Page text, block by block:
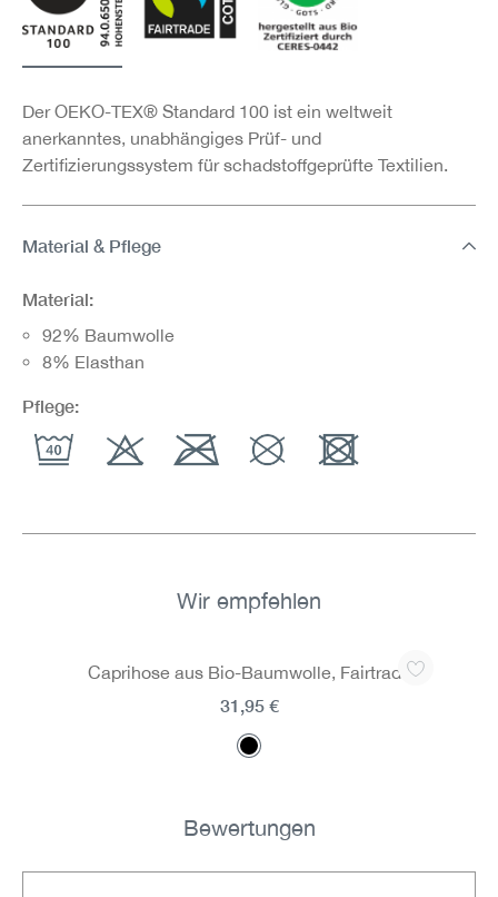
Der OEKO-TEX® Standard 100 ist ein weltweit
anerkanntes, unabhängiges Prüf- und
Zertifizierungssystem für schadstoffgeprüfte Textilien.
Material & Pflege
Material:
92% Baumwolle
8% Elasthan
Pflege:
Wir empfehlen
Caprihose aus Bio-Baumwolle, Fairtrade
31,95 €
Bewertungen